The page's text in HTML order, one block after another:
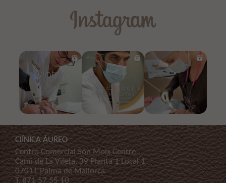
ClÍNICA ÁUREO
Centro Comercial Son Moix Centre
Cami de La Vileta, 39 Planta 1 Local 1
07011 Palma de Mallorca
T.871 57 55 10